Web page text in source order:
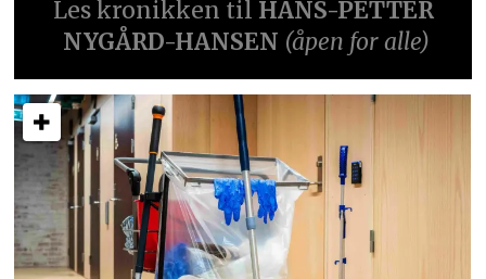
Les kronikken til HANS-PETTER
NYGÅRD-HANSEN (åpen for alle)